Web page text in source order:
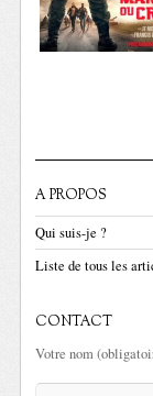
A PROPOS
Qui suis-je ?
Liste de tous les
CONTACT
Votre nom